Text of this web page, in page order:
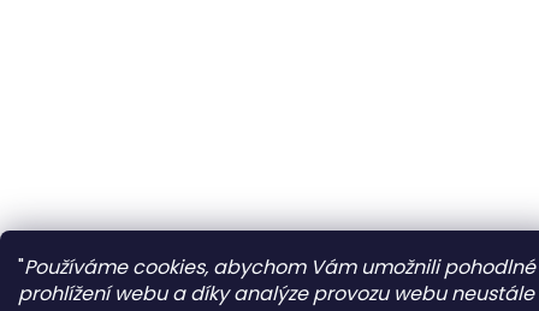
"Používáme cookies, abychom Vám umožnili pohodlné
prohlížení webu a díky analýze provozu webu neustále